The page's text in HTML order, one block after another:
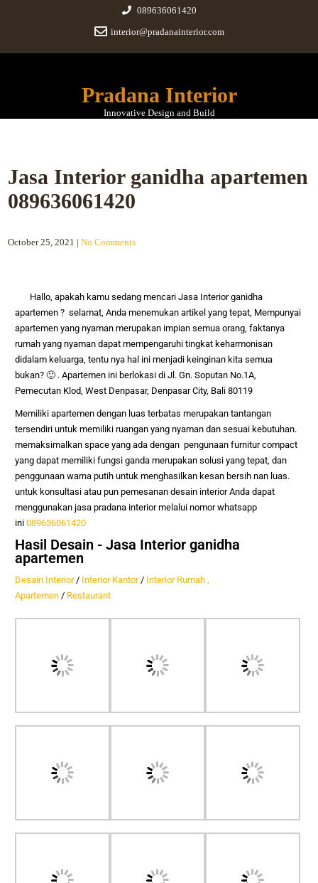
089636061420
interior@pradanainterior.com
Pradana Interior
Innovative Design and Build
Jasa Interior ganidha apartemen
089636061420
October 25, 2021 |No Comments
Hallo, apakah kamu sedang mencariJasa Interior ganidha
apartemen? selamat, Anda menemukan artikel yang tepat, Mempunyai
apartemen yang nyaman merupakan impian semua orang, faktanya
rumah yang nyaman dapat mempengaruhi tingkat keharmonisan
didalam keluarga, tentu nya hal ini menjadi keinginan kita semua
bukan? 🙂 . Apartemen ini berlokasi di Jl. Gn. Soputan No.1A,
Pemecutan Klod, West Denpasar, Denpasar City, Bali 80119
Memiliki apartemen dengan luas terbatas merupakan tantangan
tersendiri untuk memiliki ruangan yang nyaman dan sesuai kebutuhan.
memaksimalkan space yang ada dengan pengunaan furnitur compact
yang dapat memiliki fungsi ganda merupakan solusi yang tepat, dan
penggunaan warna putih untuk menghasilkan kesan bersih nan luas.
untuk konsultasi atau pun pemesanan desain interior Anda dapat
menggunakan jasa pradana interior melalui nomor whatsapp
ini089636061420
Hasil Desain - Jasa Interior ganidha
apartemen
Desain Interior/ Interior Kantor/ Interior Rumah ,
Apartemen / Restaurant